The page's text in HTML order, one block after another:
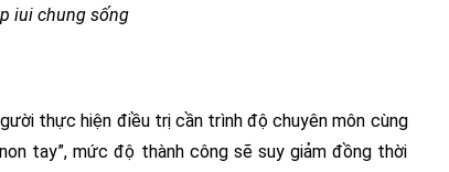
iui chung sống
thực hiện điều trị cần trình độ chuyên môn cùng
tay”, mức độ thành công sẽ suy giảm đồng thời